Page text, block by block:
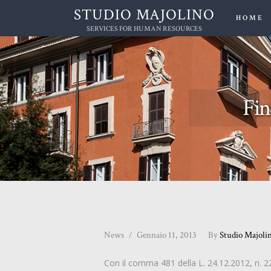
STUDIO MAJOLINO
SERVICES FOR HUMAN RESOURCES
HOME
News Gennaio 11, 2013 ByStudio
Con il comma 481 della L. 24.12.2012, n.